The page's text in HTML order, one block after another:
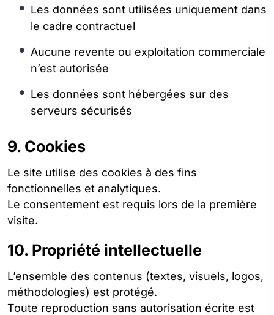
Les données sont utilisées uniquement dans
le cadre contractuel
Aucune revente ou exploitation commerciale
n’est autorisée
Les données sont hébergées sur des
serveurs sécurisés
9. Cookies
Le site utilise des cookies à des fins
fonctionnelles et analytiques.
Le consentement est requis lors de la première
visite.
10. Propriété intellectuelle
L’ensemble des contenus (textes, visuels, logos,
méthodologies) est protégé.
Toute reproduction sans autorisation écrite est